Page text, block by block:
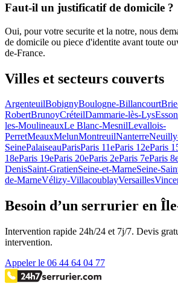
Faut-il un justificatif de domicile ?
Oui, pour votre securite et la notre, nous
de domicile ou piece d'identite avant toute
de-France.
Villes et secteurs couverts
ArgenteuilBobignyBoulogne-Billancourt
RobertBrunoyCréteilDammarie-lès-Lys
les-MoulineauxLe Blanc-MesnilLevallois-
PerretMeauxMelunMontreuilNanterre
SeinePalaiseauParisParis 11eParis 12eParis
18eParis 19eParis 20eParis 2eParis 7eParis
DenisSaint-GratienSeine-et-MarneSeine-
de-MarneVélizy-VillacoublayVersailles
Besoin d’un serrurier en
Intervention rapide 24h/24 et 7j/7. Devis
intervention.
Appeler le 06 44 64 04 77